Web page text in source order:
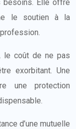
besoins. Elle offre
le soutien à la
le coût de ne pas
exorbitant. Une
une protection
d’une mutuelle